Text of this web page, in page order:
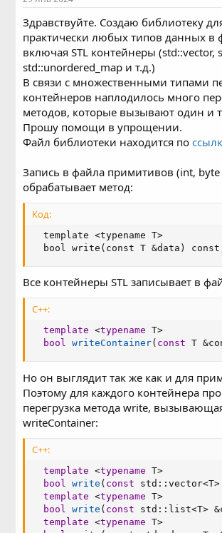
м
ы
л
Здравствуйте. Создаю библиотеку
практически любых типов данных в
включая STL контейнеры (std::vector,
std::unordered_map и т.д.)
В связи с множественными типами
контейнеров наплодилось много
методов, которые вызывают один и
Прошу помощи в упрощении.
Файл библиотеки находится по
Запись в файла примитивов (int, byte
обрабатывает метод:
Код:
  template <typename T>
bool write(const T &data)
Все контейнеры STL записывает в
C++:
template <typename T>
bool
writeContainer( const T &
Но он выглядит так же как и для
Поэтому для каждого контейнера
перегрузка метода write,
writeContainer:
C++:
template <typename T>
bool
write ( const std ::vector<T>
template
<typename T>
bool
write ( const std :: list<T> &
template
<typename T>